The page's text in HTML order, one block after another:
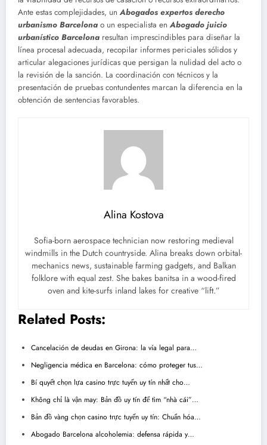
Ante estas complejidades, un Abogados expertos derecho
urbanismo Barcelona o un especialista en Abogado juicio
urbanístico Barcelona resultan imprescindibles para diseñar la
línea procesal adecuada, recopilar informes periciales sólidos y
articular alegaciones jurídicas que persigan la nulidad del acto o
la revisión de la sanción. La coordinación con técnicos y la
presentación de pruebas contundentes marcan la diferencia en la
obtención de sentencias favorables.
Alina Kostova
Sofia-born aerospace technician now restoring medieval
windmills in the Dutch countryside. Alina breaks down orbital-
mechanics news, sustainable farming gadgets, and Balkan
folklore with equal zest. She bakes banitsa in a wood-fired
oven and kite-surfs inland lakes for creative “lift.”
Related Posts:
Cancelación de deudas en Girona: la vía legal para…
Negligencia médica en Barcelona: cómo proteger tus…
Bí quyết chọn lựa casino trực tuyến uy tín nhất cho…
Không chỉ là vận may: Bản đồ uy tín để tìm “nhà cái”…
Bản đồ vàng chọn casino trực tuyến uy tín: Chuẩn hóa…
Abogado Barcelona alcoholemia: defensa rápida y…